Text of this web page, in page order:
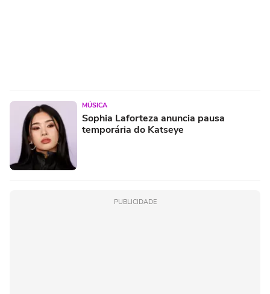
MÚSICA
Sophia Laforteza anuncia pausa
temporária do Katseye
PUBLICIDADE